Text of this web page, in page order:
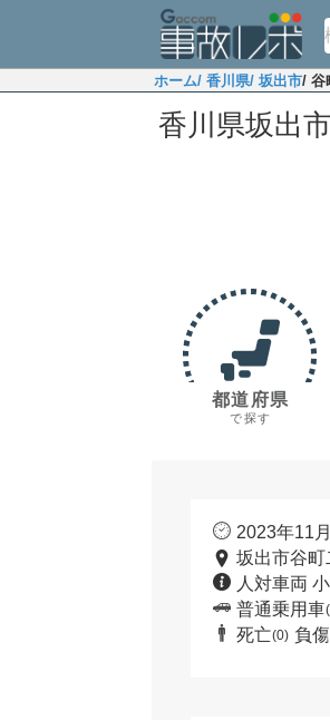
ホーム/ 香川県/ 坂出市/ 谷
香川県坂出
都道府県
で探す
2023年11
坂出市谷町
人対車両
普通乗用車
死亡(0) 負傷